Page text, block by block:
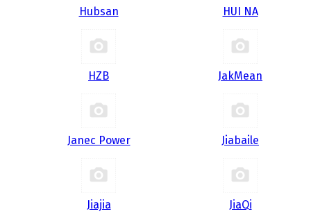
Hubsan HUI NA
HZB JakMean
Janec Power Jiabaile
Jiajia JiaQi